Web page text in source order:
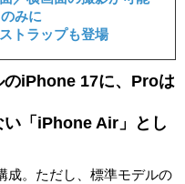
みに
トラップも登場
のiPhone 17に、Proは
い「iPhone Air」とし
成。ただし、標準モデルの